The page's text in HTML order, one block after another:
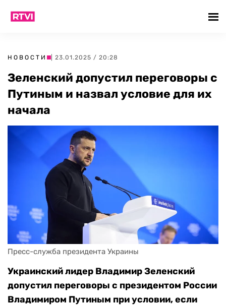
НОВОСТИ | 23.01.2025 / 20:28
Зеленский допустил переговоры с
Путиным и назвал условие для их
начала
Пресс-служба президента Украины
Украинский лидер Владимир Зеленский
допустил переговоры с президентом России
Владимиром Путиным при условии, если